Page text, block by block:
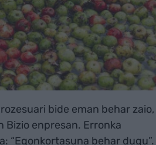
bide eman behar zaio,
Bizio enpresan. Erronka
“Egonkortasuna behar dugu”.